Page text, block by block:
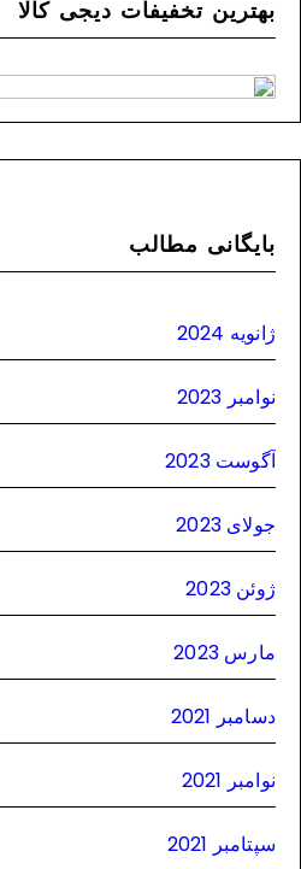
بهترین تخفیفات دیجی کالا
بایگانی مطالب
ژانویه 2024
نوامبر 2023
آگوست 2023
جولای 2023
ژوئن 2023
مارس 2023
دسامبر 2021
نوامبر 2021
سپتامبر 2021